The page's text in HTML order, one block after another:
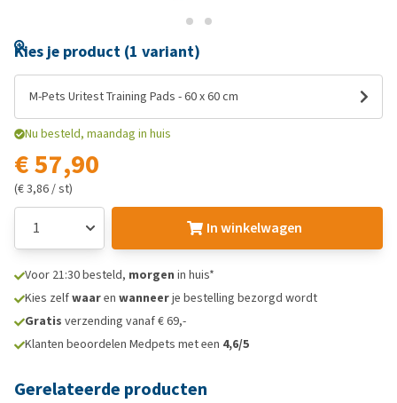
Kies je product (1 variant)
M-Pets Uritest Training Pads - 60 x 60 cm
Nu besteld, maandag in huis
€ 57,90
(€ 3,86 / st)
In winkelwagen
Voor 21:30 besteld, morgen in huis*
Kies zelfwaaren wanneerje bestelling bezorgd wordt
Gratis verzending vanaf € 69,-
Klanten beoordelen Medpets met een 4,6/5
Gerelateerde producten